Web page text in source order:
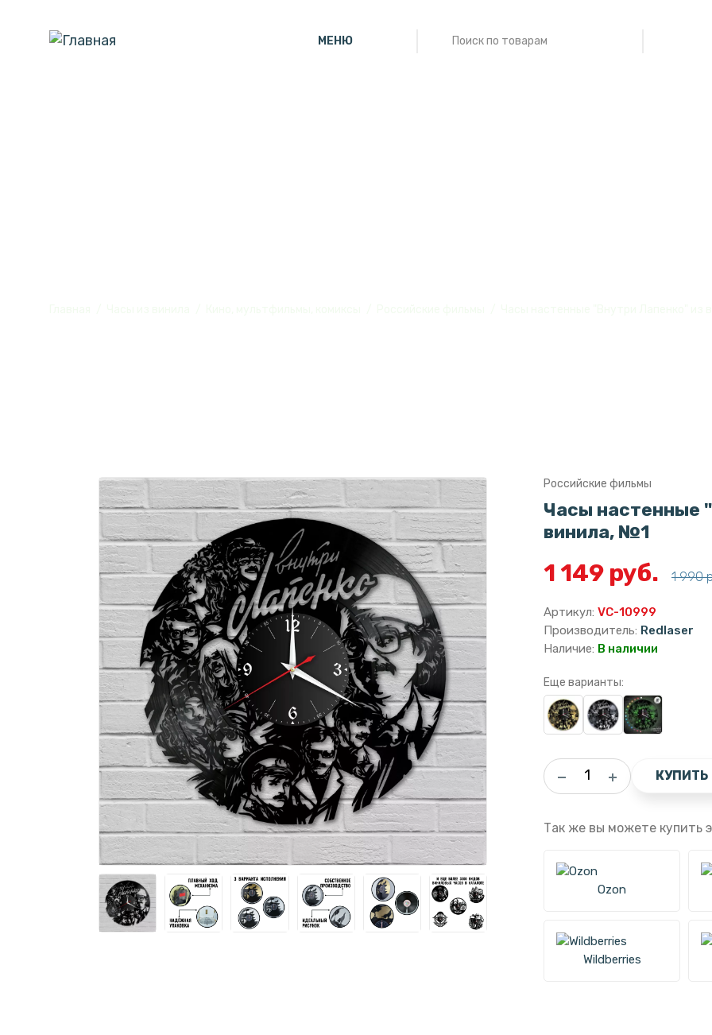
МЕНЮ
Российские фильмы
Часы настенные
винила, №1
1 149 руб. 1 990
Артикул: VC-10999
Производитель: Redlaser
Наличие: В наличии
Еще варианты:
КУПИТЬ
Так же вы можете купить
Ozon
Wildberries